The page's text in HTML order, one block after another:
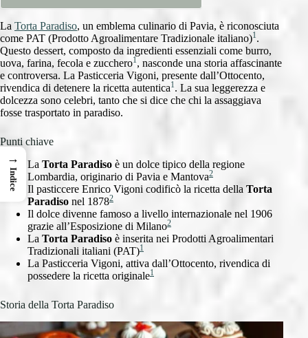
La Torta Paradiso, un emblema culinario di Pavia, è riconosciuta
come PAT (Prodotto Agroalimentare Tradizionale italiano)1.
Questo dessert, composto da ingredienti essenziali come burro,
uova, farina, fecola e zucchero1, nasconde una storia affascinante
e controversa. La Pasticceria Vigoni, presente dall’Ottocento,
rivendica di detenere la ricetta autentica1. La sua leggerezza e
dolcezza sono celebri, tanto che si dice che chi la assaggiava
fosse trasportato in paradiso.
Punti chiave
La Torta Paradiso è un dolce tipico della regione
Lombardia, originario di Pavia e Mantova2
Il pasticcere Enrico Vigoni codificò la ricetta della Torta
Paradiso nel 18782
Il dolce divenne famoso a livello internazionale nel 1906
grazie all’Esposizione di Milano2
La Torta Paradiso è inserita nei Prodotti Agroalimentari
Tradizionali italiani (PAT)1
La Pasticceria Vigoni, attiva dall’Ottocento, rivendica di
possedere la ricetta originale1
Storia della Torta Paradiso
→
Indice